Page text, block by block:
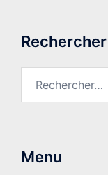
Rechercher
Menu